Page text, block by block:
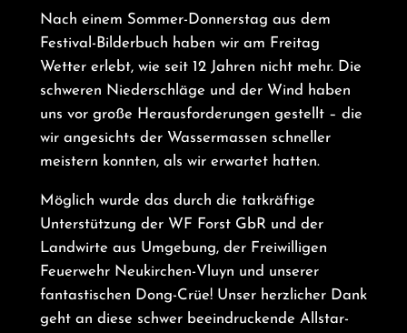
Nach einem Sommer-Donnerstag aus dem
Festival-Bilderbuch haben wir am Freitag
Wetter erlebt, wie seit 12 Jahren nicht mehr. Die
schweren Niederschläge und der Wind haben
uns vor große Herausforderungen gestellt – die
wir angesichts der Wassermassen schneller
meistern konnten, als wir erwartet hatten.
Möglich wurde das durch die tatkräftige
Unterstützung der WF Forst GbR und der
Landwirte aus Umgebung, der Freiwilligen
Feuerwehr Neukirchen-Vluyn und unserer
fantastischen Dong-Crüe! Unser herzlicher Dank
geht an diese schwer beeindruckende Allstar-